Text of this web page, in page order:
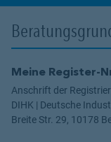
Meine Register-
Anschrift der
DIHK | Deutsche
Breite Str. 29, 10178